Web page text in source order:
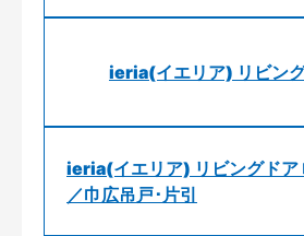
ieria(イエリア) リビン
ieria(イエリア) リビングドア
／巾広吊戸･片引